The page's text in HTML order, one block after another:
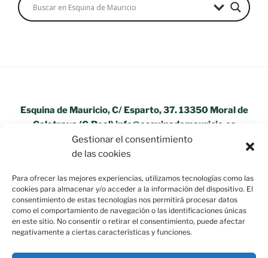
Gestionar el consentimiento
de las cookies
Para ofrecer las mejores experiencias, utilizamos tecnologías como las
cookies para almacenar y/o acceder a la información del dispositivo. El
consentimiento de estas tecnologías nos permitirá procesar datos
como el comportamiento de navegación o las identificaciones únicas
en este sitio. No consentir o retirar el consentimiento, puede afectar
negativamente a ciertas características y funciones.
Esquina de Mauricio, C/ Esparto, 37. 13350 Moral de
Calatrava (C.Real) info@esquinademauricio.es
«Aviso Legal»